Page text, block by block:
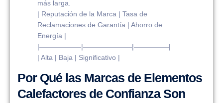
más larga.
| Reputación de la Marca | Tasa de
Reclamaciones de Garantía | Ahorro de
Energía |
|——————|———————|—————|
| Alta | Baja | Significativo |
Por Qué las Marcas de Elementos
Calefactores de Confianza Son